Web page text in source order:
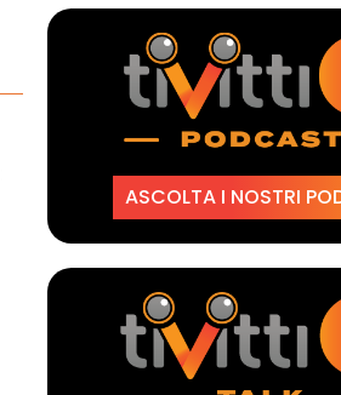
ASCOLTA I NOSTRI